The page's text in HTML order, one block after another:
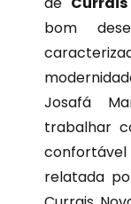
bom
Josafá
trabalhar
relatada